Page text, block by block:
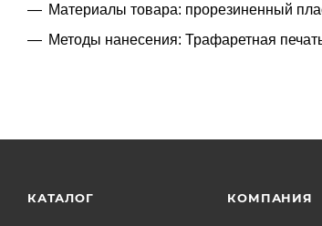
Материалы товара: прорезиненный
Методы нанесения: Трафаретная
КАТАЛОГ КОМПАНИЯ